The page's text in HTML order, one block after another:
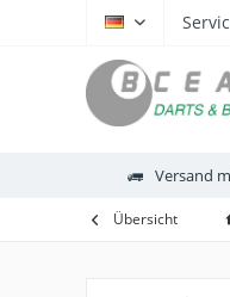
Versand
Übersicht